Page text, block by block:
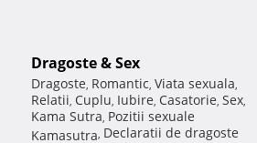
Dragoste & Sex
Dragoste, Romantic, Viata sexuala,
Relatii, Cuplu, Iubire, Casatorie, Sex,
Kama Sutra, Pozitii sexuale
Kamasutra, Declaratii de dragoste